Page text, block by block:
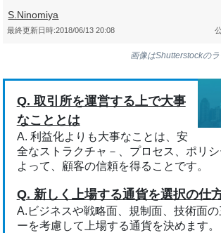
S.Ninomiya
最終更新日時:2018/06/13 20:08
画像はShutterstockの
Q. 取引所を運営する上で大事
なこととは
A. 利益化よりも大事なことは、安
全なストラクチャ－、プロセス、ポリ
よって、顧客の信頼を得ることです。
Q. 新しく上場する通貨を選択の仕
A.ビジネスや戦略面、規制面、技術面の
ーを考慮して上場する通貨を決めます。